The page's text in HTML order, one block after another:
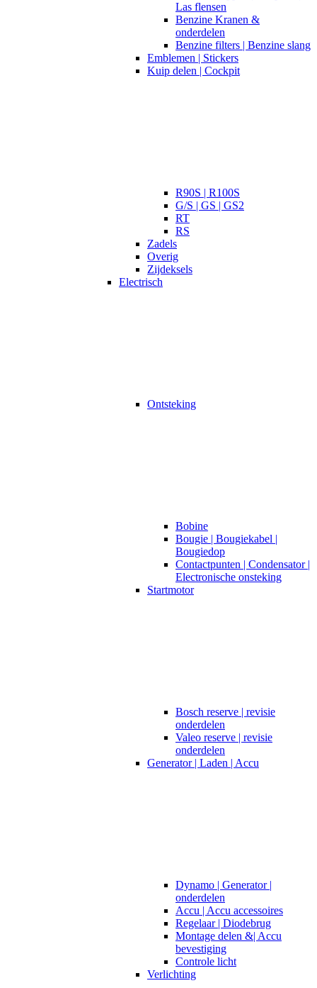
Las flensen
Benzine Kranen &
onderdelen
Benzine filters | Benzine slang
Emblemen | Stickers
Kuip delen | Cockpit
R90S | R100S
G/S | GS | GS2
RT
RS
Zadels
Overig
Zijdeksels
Electrisch
Ontsteking
Bobine
Bougie | Bougiekabel |
Bougiedop
Contactpunten | Condensator |
Electronische onsteking
Startmotor
Bosch reserve | revisie
onderdelen
Valeo reserve | revisie
onderdelen
Generator | Laden | Accu
Dynamo | Generator |
onderdelen
Accu | Accu accessoires
Regelaar | Diodebrug
Montage delen &| Accu
bevestiging
Controle licht
Verlichting